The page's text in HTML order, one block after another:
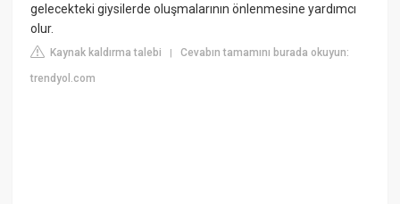
gelecekteki giysilerde oluşmalarının önlenmesine yardımcı
olur.
Kaynak kaldırma talebi |Cevabın tamamını burada okuyun:
trendyol.com